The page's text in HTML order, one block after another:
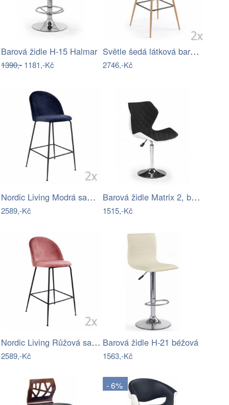
Barová židle H-15 Halmar
1390,- 1181,-Kč
Světle šedá látková barová židle Kave…
2746,-Kč
Nordic Living Modrá sametová barová…
2589,-Kč
Barová židle Matrix 2, bílo-černá
1515,-Kč
Nordic Living Růžová sametová barová…
2589,-Kč
Barová židle H-21 béžová
1563,-Kč
- 6%